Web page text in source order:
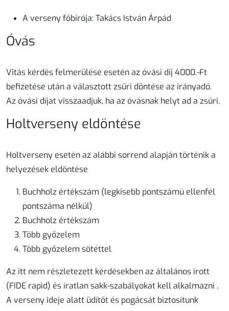
A verseny főbírója:Takács István Árpád
Óvás
Vitás kérdés felmerülése esetén az óvási díj 4000.-Ft
befizetése után a választott zsűri döntése az irányadó.
Az óvási díjat visszaadjuk, ha az óvásnak helyt ad a zsűri.
Holtverseny eldöntése
Holtverseny esetén az alábbi sorrend alapján történik a
helyezések eldöntése
Buchholz értékszám (legkisebb pontszámú ellenfél
pontszáma nélkül)
Buchholz értékszám
Több győzelem
Több győzelem sötéttel
Az itt nem részletezett kérdésekben az általános írott
(FIDE rapid) és íratlan sakk-szabályokat kell alkalmazni .
A verseny ideje alatt üdítőt és pogácsát biztosítunk